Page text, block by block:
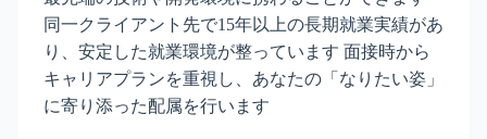
同一クライアント先で15年以上の長期就業実績があ
り、安定した就業環境が整っています 面接時から
キャリアプランを重視し、あなたの「なりたい姿」
に寄り添った配属を行います